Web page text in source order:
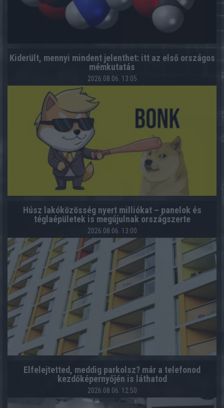
Kiderült, mennyi mindent jelenthet: itt az első országos
mémkutatás
2026.08.06. 13:05
Húsz lakóközösség nyert milliókat – panelok és
téglaépületek is megújulnak országszerte
2026.08.06. 13:00
Elfelejtetted, meddig parkolsz? már a telefonod
kezdőképernyőjén is láthatod
2026.08.06. 12:50